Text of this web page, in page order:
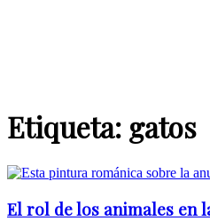
Etiqueta: gatos
El rol de los animales en